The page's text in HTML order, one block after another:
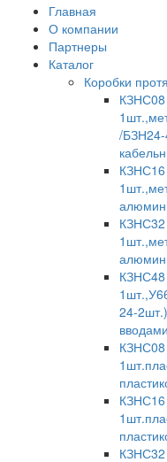
Главная
О компании
Партнеры
Каталог
Коробки
/
24-
вводами
КЗНС08
КЗНС16
КЗНС32